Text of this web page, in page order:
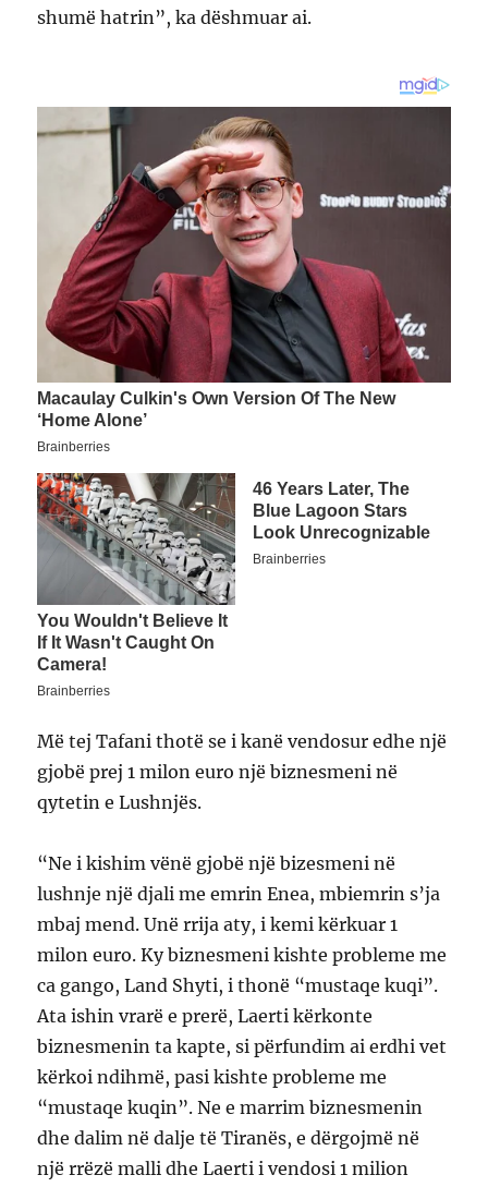
shumë hatrin”, ka dëshmuar ai.
Më tej Tafani thotë se i kanë vendosur edhe një
gjobë prej 1 milon euro një biznesmeni në
qytetin e Lushnjës.
“Ne i kishim vënë gjobë një bizesmeni në
lushnje një djali me emrin Enea, mbiemrin s’ja
mbaj mend. Unë rrija aty, i kemi kërkuar 1
milon euro. Ky biznesmeni kishte probleme me
ca gango, Land Shyti, i thonë “mustaqe kuqi”.
Ata ishin vrarë e prerë, Laerti kërkonte
biznesmenin ta kapte, si përfundim ai erdhi vet
kërkoi ndihmë, pasi kishte probleme me
“mustaqe kuqin”. Ne e marrim biznesmenin
dhe dalim në dalje të Tiranës, e dërgojmë në
një rrëzë malli dhe Laerti i vendosi 1 milion